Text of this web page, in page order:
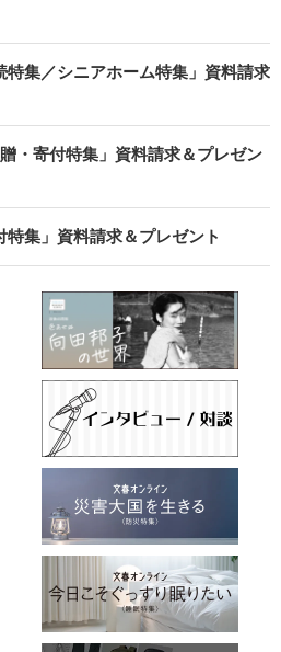
特集／シニアホーム特集」資料請求
・寄付特集」資料請求＆プレゼン
集」資料請求＆プレゼント